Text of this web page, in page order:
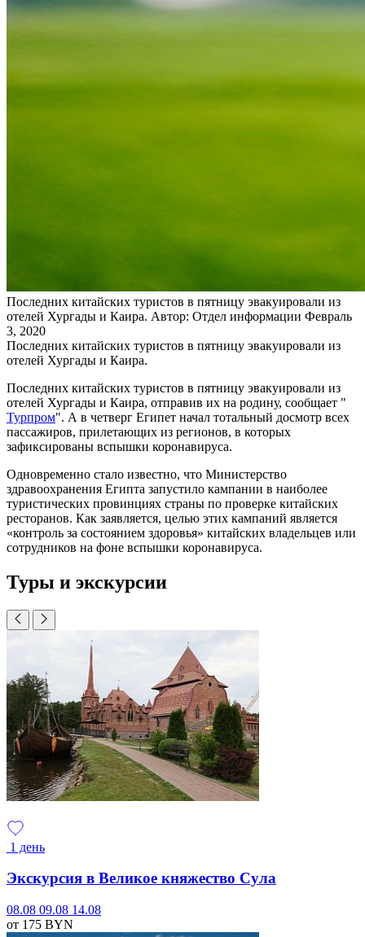
Последних китайских туристов в пятницу эвакуировали из
отелей Хургады и Каира. Автор: Отдел информации Февраль
3, 2020
Последних китайских туристов в пятницу эвакуировали из
отелей Хургады и Каира.
Последних китайских туристов в пятницу эвакуировали из
отелей Хургады и Каира, отправив их на родину, сообщает "
Турпром". А в четверг Египет начал тотальный досмотр всех
пассажиров, прилетающих из регионов, в которых
зафиксированы вспышки коронавируса.
Одновременно стало известно, что Министерство
здравоохранения Египта запустило кампании в наиболее
туристических провинциях страны по проверке китайских
ресторанов. Как заявляется, целью этих кампаний является
«контроль за состоянием здоровья» китайских владельцев или
сотрудников на фоне вспышки коронавируса.
Туры и экскурсии
1 день
Экскурсия в Великое княжество Сула
08.08 09.08 14.08
от 175 BYN